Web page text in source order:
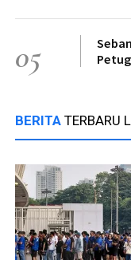
05
BERITA TERBARU